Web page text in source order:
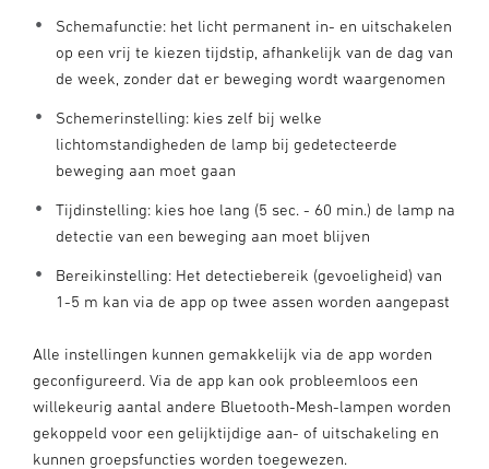
Schemafunctie: het licht permanent in- en uitschakelen
op een vrij te kiezen tijdstip, afhankelijk van de dag van
de week, zonder dat er beweging wordt waargenomen
Schemerinstelling: kies zelf bij welke
lichtomstandigheden de lamp bij gedetecteerde
beweging aan moet gaan
Tijdinstelling: kies hoe lang (5 sec. - 60 min.) de lamp na
detectie van een beweging aan moet blijven
Bereikinstelling: Het detectiebereik (gevoeligheid) van
1-5 m kan via de app op twee assen worden aangepast
Alle instellingen kunnen gemakkelijk via de app worden
geconfigureerd. Via de app kan ook probleemloos een
willekeurig aantal andere Bluetooth-Mesh-lampen worden
gekoppeld voor een gelijktijdige aan- of uitschakeling en
kunnen groepsfuncties worden toegewezen.